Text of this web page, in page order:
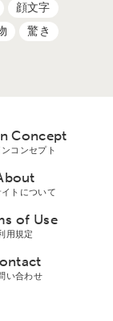
顔文字
驚き
Concept
コンセプト
トについて
of Use
用規定
い合わせ